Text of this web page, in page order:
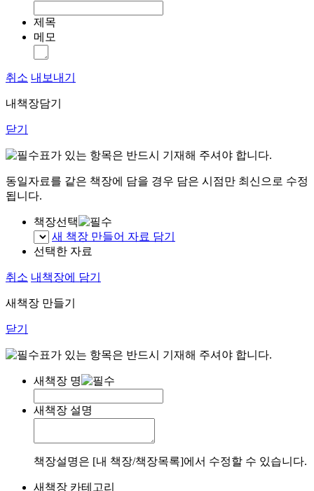
제목
메모
취소 내보내기
내책장담기
닫기
표가 있는 항목은 반드시 기재해 주셔야 합니다.
동일자료를 같은 책장에 담을 경우 담은 시점만 최신으로 수정
됩니다.
책장선택
새 책장 만들어 자료 담기
선택한 자료
취소 내책장에 담기
새책장 만들기
닫기
표가 있는 항목은 반드시 기재해 주셔야 합니다.
새책장 명
새책장 설명
책장설명은 [내 책장/책장목록]에서 수정할 수 있습니다.
새책장 카테고리